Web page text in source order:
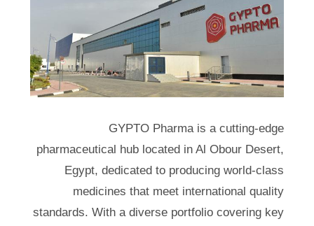
GYPTO Pharma is a cutting-edge
pharmaceutical hub located in Al Obour Desert,
Egypt, dedicated to producing world-class
medicines that meet international quality
standards. With a diverse portfolio covering key